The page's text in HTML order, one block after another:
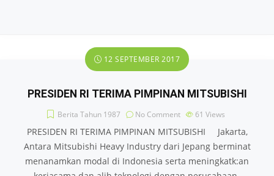
12 SEPTEMBER 2017
PRESIDEN RI TERIMA PIMPINAN MITSUBISHI
Berita Tahun 1987 No Comment 61 Views
PRESIDEN RI TERIMA PIMPINAN MITSUBISHI Jakarta,
Antara Mitsubishi Heavy Industry dari Jepang berminat
menanamkan modal di Indonesia serta meningkatk:an